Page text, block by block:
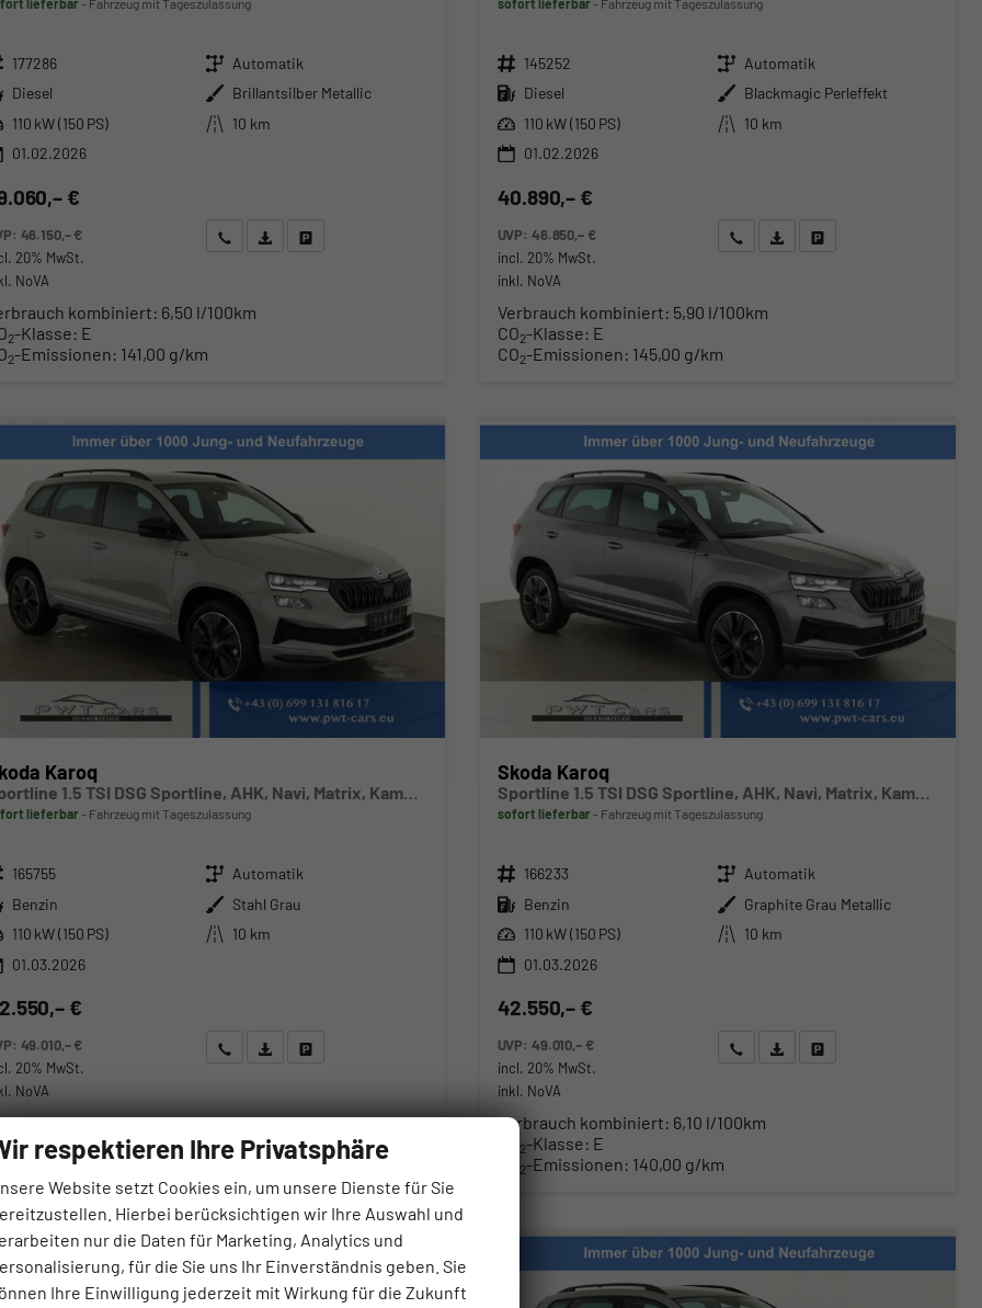
177286 Getriebe Automatik
Diesel Außenfarbe Brillantsilber Metallic
110 kW (150 PS) Kilometerstand
10 km
01.02.2026
€
46.150,– €
20% MwSt.
NoVA
Wir rufen Sie anAngebot drucken (PDF)
kombiniert: 6,50 l/100km
2-Klasse: E
2-Emissionen: 141,00 g/km
Fahrzeugnr. 145252 Getriebe Automatik
Kraftstoff Diesel Außenfarbe Blackmagic Perleffekt
Leistung 110 kW (150 PS) Kilometerstand
10 km
01.02.2026
40.890,– €
UVP: 46.850,– €
incl. 20% MwSt.
inkl. NoVA
Wir rufen Sie anAngebot drucken (PDF)
Fahrzeug parken
Verbrauch kombiniert: 5,90 l/100km
CO2-Klasse: E
CO2-Emissionen: 145,00 g/km
Karoq
Sportline 1.5 TSI DSG Sportline, AHK, Navi, Matrix, Kamera, el. Klappe, 5-J. Garantie
lieferbar Fahrzeug mit Tageszulassung
165755 Getriebe Automatik
Benzin Außenfarbe Stahl Grau
110 kW (150 PS) Kilometerstand
10 km
01.03.2026
€
49.010,– €
20% MwSt.
NoVA
Wir rufen Sie anAngebot drucken (PDF)
kombiniert:6,10 l/100km
2-Klasse:E
-Emissionen:140,00 g/km
Skoda Karoq
Sportline 1.5 TSI DSG Sportline, AHK, Navi, Matrix, Kamera, el. Klappe, 5-J. Garantie
sofort lieferbar Fahrzeug mit Tageszulassung
Fahrzeugnr. 166233 Getriebe Automatik
Kraftstoff Benzin Außenfarbe Graphite Grau Metallic
Leistung 110 kW (150 PS) Kilometerstand
10 km
01.03.2026
42.550,– €
UVP: 49.010,– €
incl. 20% MwSt.
inkl. NoVA
Wir rufen Sie anAngebot drucken (PDF)
Fahrzeug parken
Verbrauch kombiniert: 6,10 l/100km
2-Klasse: E
2-Emissionen: 140,00 g/km
respektieren Ihre Privatsphäre
Website setzt Cookies ein, um unsere Dienste für Sie
Hierbei berücksichtigen wir Ihre Auswahl und
nur die Daten für Marketing, Analytics und
für die Sie uns Ihr Einverständnis geben. Sie
Ihre Einwilligung jederzeit mit Wirkung für die Zukunft